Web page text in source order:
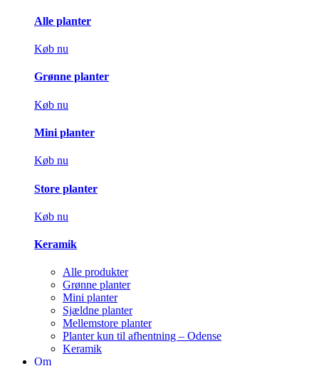
Alle planter
Køb nu
Grønne planter
Køb nu
Mini planter
Køb nu
Store planter
Køb nu
Keramik
Alle produkter
Grønne planter
Mini planter
Sjældne planter
Mellemstore planter
Planter kun til afhentning – Odense
Keramik
Om